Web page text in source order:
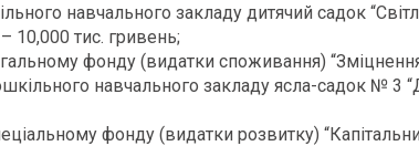
навчального закладу дитячий садок
10,000 тис. гривень;
фонду (видатки споживання) “Зміцнення
навчального закладу ясла-садок № 3
фонду (видатки розвитку)